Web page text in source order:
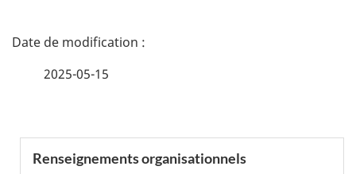
D
a
2025-05-15
Renseignements organisationnels